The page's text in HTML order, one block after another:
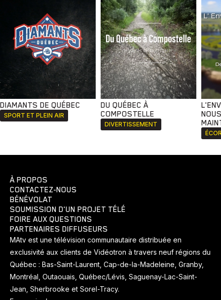
DIAMANTS DE QUÉBEC
SPORT ET PLEIN AIR
DU QUÉBEC À
COMPOSTELLE
DIVERTISSEMENT
À PROPOS
CONTACTEZ-NOUS
BÉNÉVOLAT
SOUMISSION D'UN PROJET TÉLÉ
FOIRE AUX QUESTIONS
PARTENAIRES DIFFUSEURS
MAtv est une télévision communautaire distribuée en
exclusivité aux clients de Vidéotron à travers neuf régions du
Québec : Bas-Saint-Laurent, Cap-de-la-Madeleine, Granby,
Montréal, Outaouais, Québec/Lévis, Saguenay-Lac-Saint-
Jean, Sherbrooke et Sorel-Tracy.